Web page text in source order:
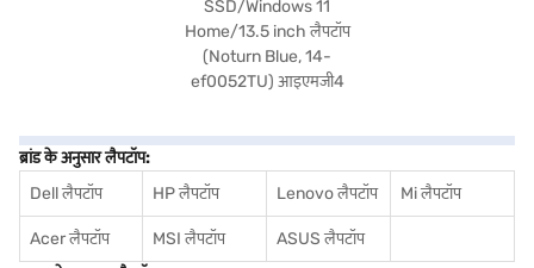
ब्रांड के अनुसार लैपटॉप:
Dell लैपटॉप
HP लैपटॉप Lenovo लैपटॉप Mi लैपटॉप
Acer लैपटॉप MSI लैपटॉप
ASUS लैपटॉप